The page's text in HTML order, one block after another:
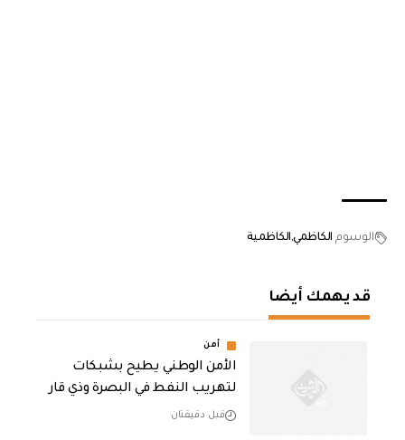
الوسوم الكاظمي الكاظمية
قد يهمك أيضا
أمن
الأمن الوطني يطيح بشبكات
لتهريب النفط في البصرة وذي قار
قبل دقيقتان